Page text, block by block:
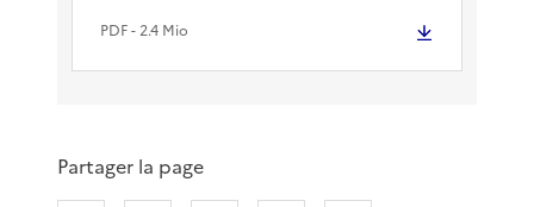
PDF- 2.4 Mio
Partager la page